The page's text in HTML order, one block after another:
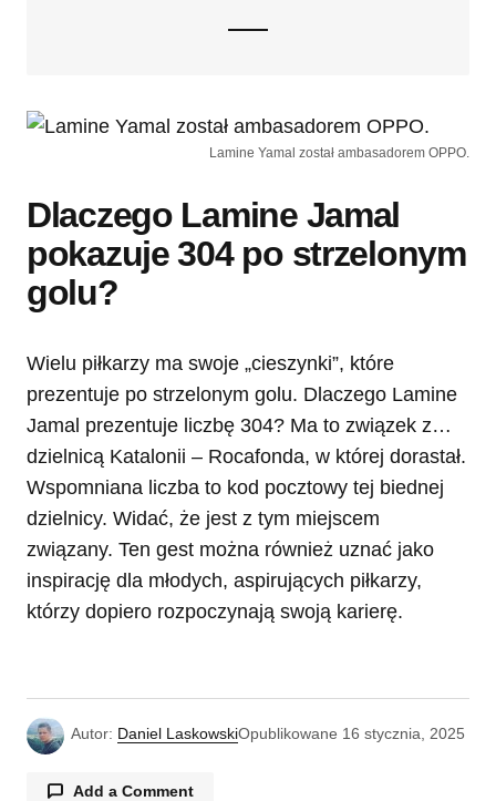
Lamine Yamal został ambasadorem OPPO.
Dlaczego Lamine Jamal
pokazuje 304 po strzelonym
golu?
Wielu piłkarzy ma swoje „cieszynki”, które
prezentuje po strzelonym golu. Dlaczego Lamine
Jamal prezentuje liczbę 304? Ma to związek z…
dzielnicą Katalonii – Rocafonda, w której dorastał.
Wspomniana liczba to kod pocztowy tej biednej
dzielnicy. Widać, że jest z tym miejscem
związany. Ten gest można również uznać jako
inspirację dla młodych, aspirujących piłkarzy,
którzy dopiero rozpoczynają swoją karierę.
Autor: Daniel LaskowskiOpublikowane 16 stycznia, 2025
Add a Comment